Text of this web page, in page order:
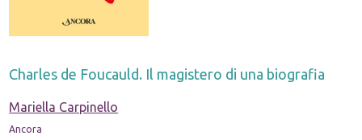
Charles de Foucauld. Il magistero di una biografia
Mariella Carpinello
Ancora